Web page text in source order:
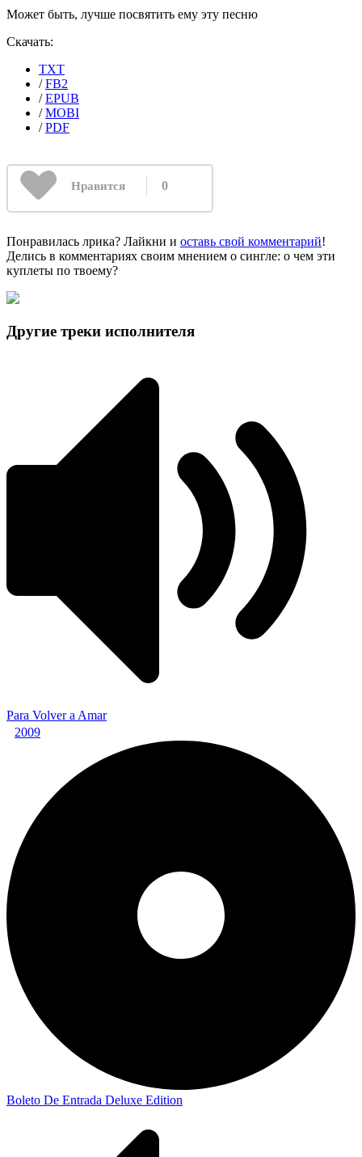
Может быть, лучше посвятить ему эту песню
Скачать:
TXT
/FB2
/EPUB
/MOBI
/PDF
Нравится 0
Понравилась лрика? Лайкни и оставь свой комментарий!
Делись в комментариях своим мнением о сингле: о чем эти
куплеты по твоему?
Другие треки исполнителя
Para Volver a Amar
2009
Boleto De Entrada Deluxe Edition